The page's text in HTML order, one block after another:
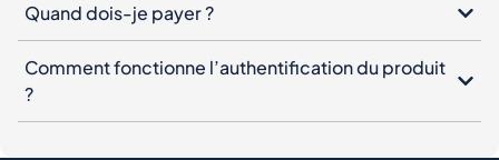
Quand dois-je payer ?
Comment fonctionne l’authentification du produit
?